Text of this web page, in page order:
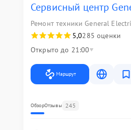
Сервисный центр
Ремонт техники General
5,0285 оценки
Открыто до 21:00
Маршрут
ОбзорОтзывы 245